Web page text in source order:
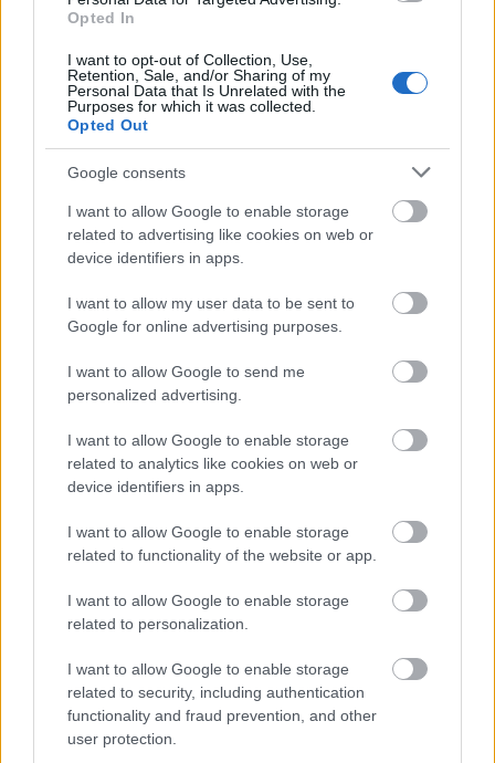
Opted In
I want to opt-out of Collection, Use,
Retention, Sale, and/or Sharing of my
Personal Data that Is Unrelated with the
Purposes for which it was collected.
Opted Out
Google consents
I want to allow Google to enable storage
related to advertising like cookies on web or
device identifiers in apps.
I want to allow my user data to be sent to
Google for online advertising purposes.
I want to allow Google to send me
personalized advertising.
I want to allow Google to enable storage
related to analytics like cookies on web or
device identifiers in apps.
I want to allow Google to enable storage
related to functionality of the website or app.
I want to allow Google to enable storage
related to personalization.
I want to allow Google to enable storage
related to security, including authentication
functionality and fraud prevention, and other
user protection.
Δημοφιλείς Ειδήσεις
Ανοικτές 1.779 θέσεις εργασίας στο
Δημόσιο (χωρίς πτυχίο)
2027 - Παρατείνεται το Β' Στάδιο
Προσλήψεις αναπληρωτών: Περίπου
30.000 ονόματα στην α' φάση
Προσλήψεις στο Εθνικό Θέατρο για
απόφοιτους λυκείου - Τα απαραίτητα
προσόντα